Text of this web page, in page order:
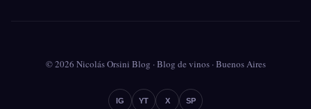
© 2026 Nicolás Orsini Blog · Blog de vinos · Buenos Aires
IG YT X SP